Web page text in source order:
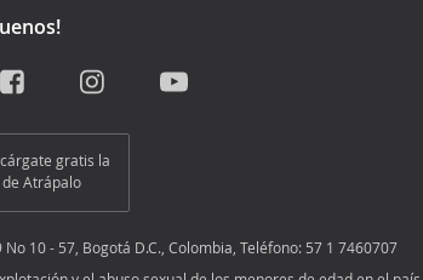
gratis la
Atrápalo
No 10 - 57, Bogotá D.C., Colombia, Teléfono: 57 1 7460707